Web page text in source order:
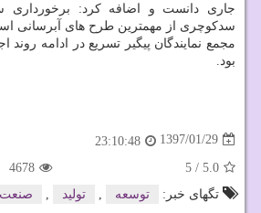
جاری دانست و اضافه كرد: برخورداری
سدكوچری از مهمترین طرح های آبرسانی
مجمع نمایندگان پیگیر تسریع در ادامه روند
بود.
1397/01/29
23:10:48
5.0
/
5
4678
تگهای خبر:
توسعه تولید صنعت